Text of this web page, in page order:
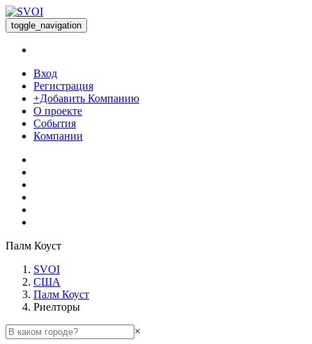
toggle_navigation
Вход
Регистрация
+Добавить Компанию
О проекте
События
Компании
Палм Коуст
SVOI
США
Палм Коуст
Риелторы
×